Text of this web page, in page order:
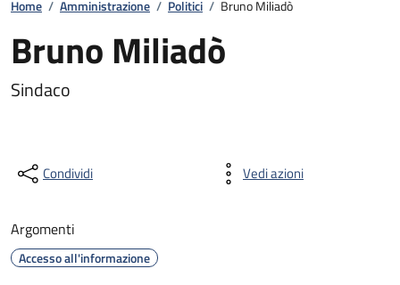
Home / Amministrazione / Politici / Bruno Miliadò
Bruno Miliadò
Sindaco
Condividi Vedi azioni
Argomenti
Accesso all'informazione